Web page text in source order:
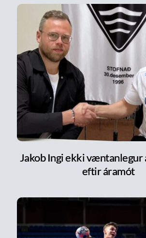
Jakob Ingi ekki væntanlegur
eftir áramót